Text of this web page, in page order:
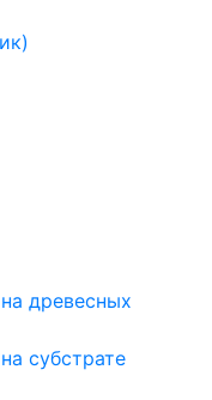
древесных
субстрате